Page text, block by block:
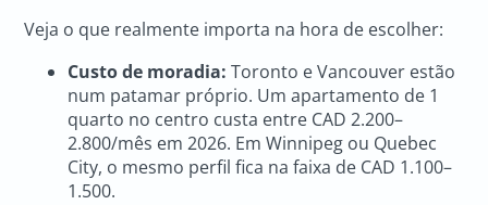
Veja o que realmente importa na hora de escolher:
Custo de moradia: Toronto e Vancouver estão
num patamar próprio. Um apartamento de 1
quarto no centro custa entre CAD 2.200–
2.800/mês em 2026. Em Winnipeg ou Quebec
City, o mesmo perfil fica na faixa de CAD 1.100–
1.500.